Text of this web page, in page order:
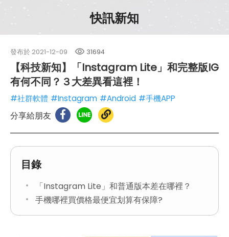
快訊新知
發布於 2021-12-09 31694
【科技新知】「Instagram Lite」和完整版IG
有何不同？３大差異看這裡！
#社群軟體 #Instagram #Android #手機APP
分享給朋友
目錄
「Instagram Lite」和普通版本差在哪裡？
手機哪裡買價格最便宜划算有保障?